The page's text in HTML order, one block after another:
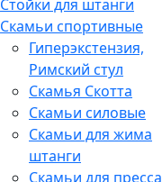
Стойки для штанги
Скамьи спортивные
Гиперэкстензия,
Римский стул
Скамья Скотта
Скамьи силовые
Скамьи для жима
штанги
Скамьи для пресса